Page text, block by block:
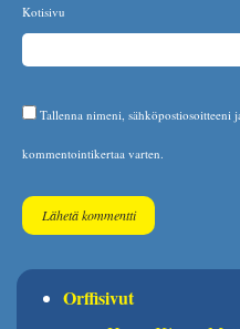
Kotisivu
Tallenna nimeni, sähköpostiosoitteeni
kommentointikertaa varten.
Orffisivut